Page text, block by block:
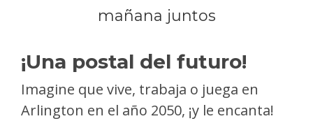
mañana juntos
¡Una postal del futuro!
Imagine que vive, trabaja o juega en
Arlington en el año 2050, ¡y le encanta!